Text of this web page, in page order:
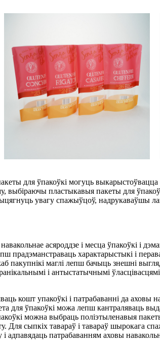
для ўпакоўкі могуць выкарыстоўвацца
пластыкавыя пакеты для
увагу спажыўцоў, надрукаваўшы
асяроддзе і месца ўпакоўкі і
прадэманстраваць характарыстыкі і
маглі лепш бачыць знешні
і антыстатычнымі
кошт упакоўкі і патрабаванні да аховы
для ўпакоўкі можа лепш кантраляваць
можна выбраць поліэтыленавыя
Для сыпкіх тавараў і тавараў шырокага
адпавядаць патрабаванням аховы